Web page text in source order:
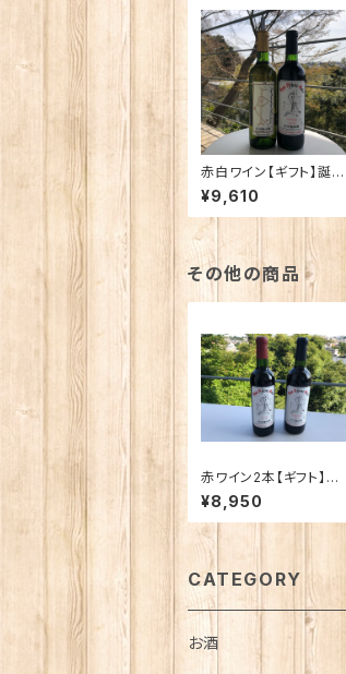
赤白ワイン【ギフト】誕生
日や記念日などのプレ
ゼント用に特製麻袋に
入れメッセージカード付
きでお届けします！自家
栽培樹齢60年古樹の
甲州白ワイン と 日本の
赤ワインのイメージを
一新したといわれるビ
ト
¥9,610
その他の商品
赤ワイン2本【ギフト】誕
生日や記念日などのプ
レゼント用に特製麻袋
に入れメッセージカード
付きでお届けします！ 日
本の赤ワインのイメー
ジを一新したといわれ
るビジュノアールの2本
セット
¥8,950
CATEGORY
お酒